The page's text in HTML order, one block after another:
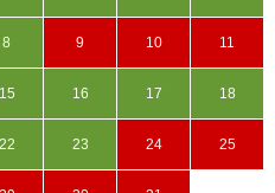
8 9 10 11
15 16 17 18
22 23 24 25